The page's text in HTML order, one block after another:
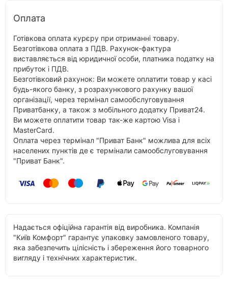
Оплата
Готівкова оплата курєру при отриманні товару.
Безготівкова оплата з ПДВ. Рахунок-фактура
виставляється від юридичної особи, платника податку на
прибуток і ПДВ.
Безготівковий рахунок: Ви можете оплатити товар у касі
будь-якого банку, з розрахункового рахунку вашої
організації, через термінал самообслуговування
Приватбанку, а також з мобільного додатку Приват24.
Ви можете оплатити товар так-же картою Visa і
MasterCard.
Оплата через термінал "Приват Банк" можлива для всіх
населених пунктів де є термінали самообслуговування
"Приват Банк".
Надається офіційна гарантія від виробника. Компанія
"Київ Комфорт" гарантує упаковку замовленого товару,
яка забезпечить цілісність і збереження його товарного
вигляду і технічних характеристик.